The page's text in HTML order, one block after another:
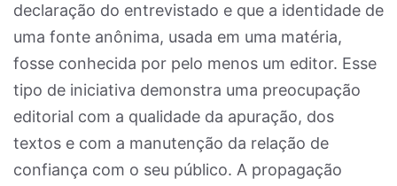
declaração do entrevistado e que a identidade de
uma fonte anônima, usada em uma matéria,
fosse conhecida por pelo menos um editor. Esse
tipo de iniciativa demonstra uma preocupação
editorial com a qualidade da apuração, dos
textos e com a manutenção da relação de
confiança com o seu público. A propagação